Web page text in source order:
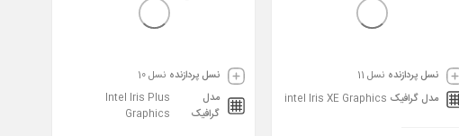
نسل پردازنده نسل 11
مدل گرافیک intel Iris XE Graphics
نسل پردازنده نسل 10
مدل
گرافیک
Intel Iris Plus
Graphics